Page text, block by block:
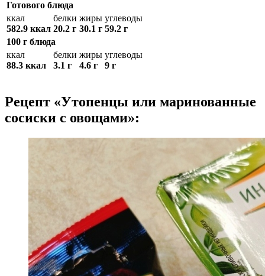
Готового блюда
ккал
582.9 ккал
белки
20.2 г
жиры
30.1 г
углеводы
59.2 г
100 г блюда
ккал
88.3 ккал
белки
3.1 г
жиры
4.6 г
углеводы
9 г
Рецепт «Утопенцы или маринованные
сосиски с овощами»: